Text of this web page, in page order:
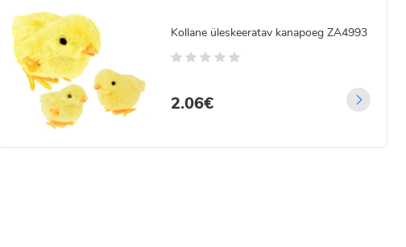
Kollane üleskeeratav kanapoeg ZA4993
2.06€